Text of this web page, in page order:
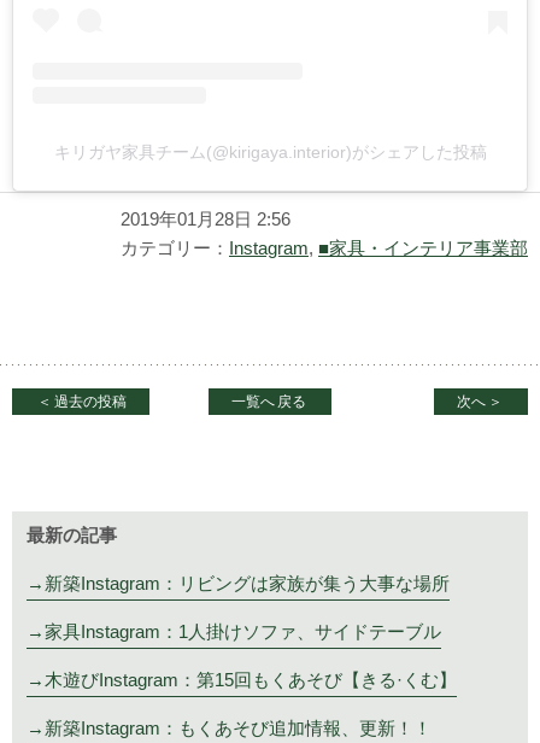
キリガヤ家具チーム(@kirigaya.interior)がシェアした投稿
2019年01月28日 2:56
カテゴリー： Instagram, ■家具・インテリア事業部
＜ 過去の投稿 一覧へ 戻る 次へ ＞
最新の記事
新築Instagram：リビングは家族が集う大事な場所
家具Instagram：1人掛けソファ、サイドテーブル
木遊びInstagram：第15回もくあそび【きる·くむ】
新築Instagram：もくあそび追加情報、更新！！